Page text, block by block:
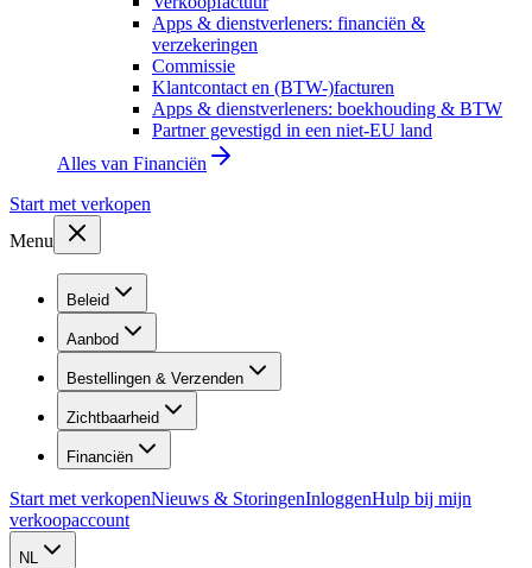
Apps & dienstverleners: financiën &
verzekeringen
Commissie
Klantcontact en (BTW-)facturen
Apps & dienstverleners: boekhouding & BTW
Partner gevestigd in een niet-EU land
Alles van Financiën
Start met verkopen
Menu
Beleid
Aanbod
Bestellingen & Verzenden
Zichtbaarheid
Financiën
Start met verkopenNieuws & StoringenInloggenHulp bij mijn
verkoopaccount
NL